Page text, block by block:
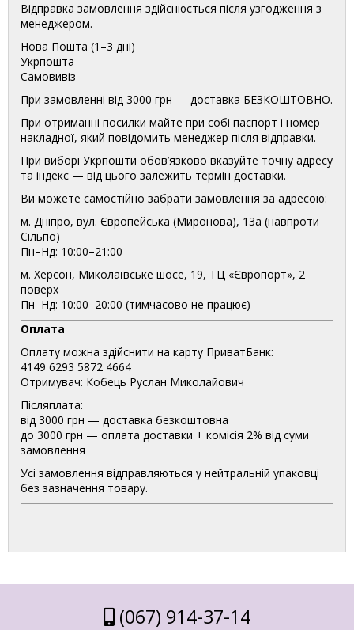
Відправка замовлення здійснюється після узгодження з
менеджером.
Нова Пошта (1–3 дні)
Укрпошта
Самовивіз
При замовленні від 3000 грн — доставка БЕЗКОШТОВНО.
При отриманні посилки майте при собі паспорт і номер
накладної, який повідомить менеджер після відправки.
При виборі Укрпошти обов’язково вказуйте точну адресу
та індекс — від цього залежить термін доставки.
Ви можете самостійно забрати замовлення за адресою:
м. Дніпро, вул. Європейська (Миронова), 13а (навпроти
Сільпо)
Пн–Нд: 10:00–21:00
м. Херсон, Миколаївське шосе, 19, ТЦ «Європорт», 2
поверх
Пн–Нд: 10:00–20:00 (тимчасово не працює)
Оплата
Оплату можна здійснити на карту ПриватБанк:
4149 6293 5872 4664
Отримувач: Кобець Руслан Миколайович
Післяплата:
від 3000 грн — доставка безкоштовна
до 3000 грн — оплата доставки + комісія 2% від суми
замовлення
Усі замовлення відправляються у нейтральній упаковці
без зазначення товару.
(067) 914-37-14